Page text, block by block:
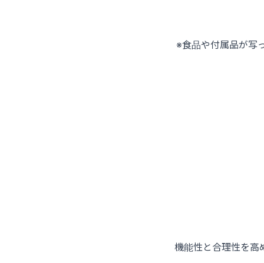
※食品や付属品が写
機能性と合理性を高